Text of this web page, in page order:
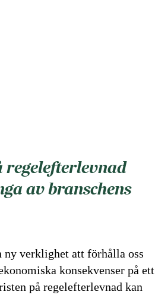
regelefterlevnad
av branschens
ny verklighet att förhålla oss
konsekvenser på ett
på regelefterlevnad kan